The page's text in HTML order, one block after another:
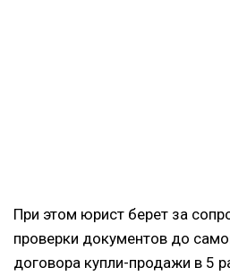
При этом юрист берет за
проверки документов до
договора купли-продажи в 5